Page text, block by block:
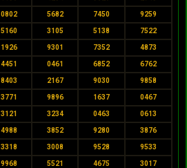
0802 5682 7450 9259
5160 3105 5138 7522
1926 9301 7352 4873
4451 0461 6852 6762
8403 2167 9030 9858
3771 9896 1637 0467
3121 3234 0463 0613
4988 3852 9280 3876
3318 3008 9528 9533
9968 5521 4675 3017